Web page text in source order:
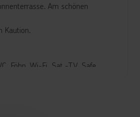
Am schönen
Kaution.
Föhn, Wi-Fi, Sat.-TV, Safe,